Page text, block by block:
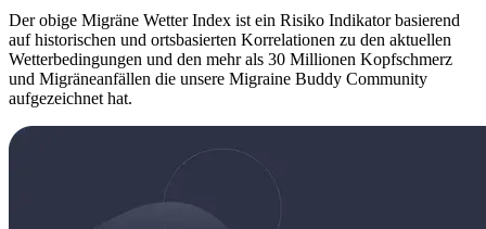
Der obige Migräne Wetter Index ist ein Risiko Indikator basierend
auf historischen und ortsbasierten Korrelationen zu den aktuellen
Wetterbedingungen und den mehr als 30 Millionen Kopfschmerz
und Migräneanfällen die unsere Migraine Buddy Community
aufgezeichnet hat.